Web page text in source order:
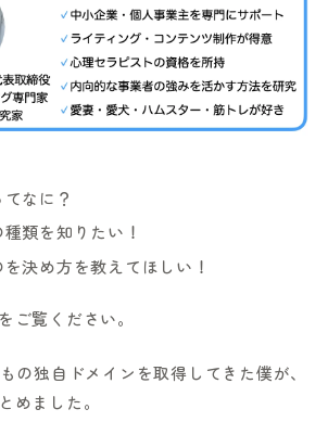
なに？
類を知りたい！
決め方を教えてほしい！
ご覧ください。
の独自ドメインを取得してきた僕が、
めました。